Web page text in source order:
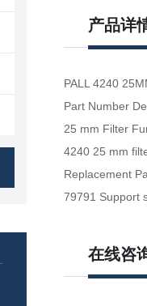
产品详
PALL 4240
Part Number
25 mm Filter
4240 25 mm
Replacement
79791 Support
在线咨